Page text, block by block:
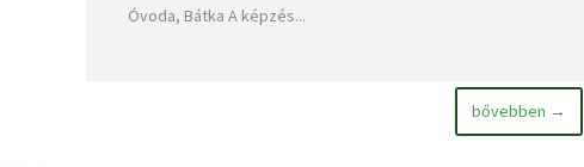
Óvoda, Bátka A képzés...
bővebben →